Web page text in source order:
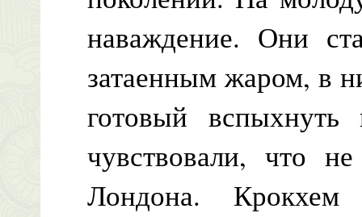
наваждение. Они
затаенным жаром, в
готовый
чувствовали, что
Лондона.